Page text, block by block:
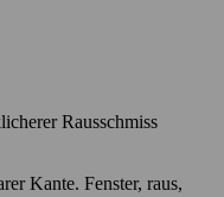
Rausschmiss
Kante. Fenster, raus,